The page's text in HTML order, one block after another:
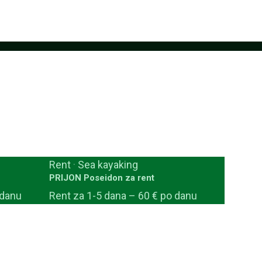
Rent · Sea kayaking
PRIJON Poseidon za rent
Rent za 1-5 dana – 60 € po danu